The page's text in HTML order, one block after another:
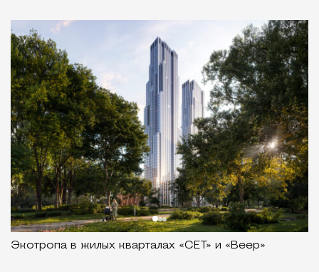
Экотропа в жилых кварталах «СЕТ» и «Веер»